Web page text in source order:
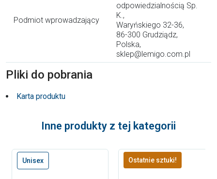
Podmiot wprowadzający
odpowiedzialnością Sp.
K.,
Waryńskiego 32-36,
86-300 Grudziądz,
Polska,
sklep@lemigo.com.pl
Pliki do pobrania
Karta produktu
Inne produkty z tej kategorii
Unisex Ostatnie sztuki!